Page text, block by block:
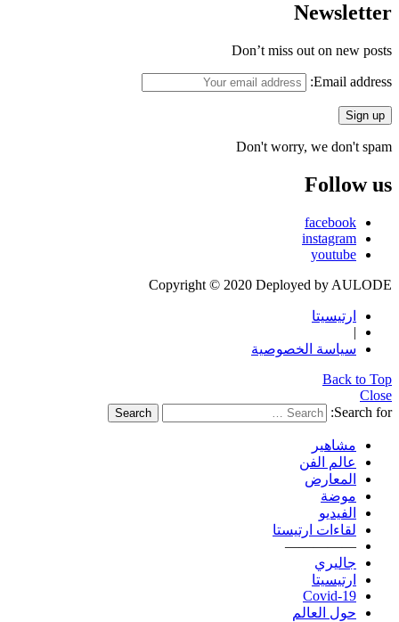
Newsletter
Don’t miss out on new posts
Email address:
Don't worry, we don't spam
Follow us
facebook
instagram
youtube
Copyright © 2020 Deployed by AULODE
ارتيسيتا
|
سياسة الخصوصية
Back to Top
Close
Search for:
Search
مشاهير
عالم الفن
المعارض
موضة
الفيديو
لقاءات ارتيستا
—————
جاليري
ارتيسيتا
Covid-19
حول العالم